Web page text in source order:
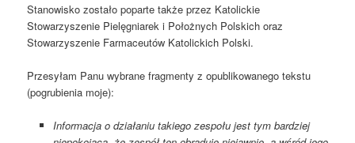
Stanowisko zostało poparte także przez Katolickie
Stowarzyszenie Pielęgniarek i Położnych Polskich oraz
Stowarzyszenie Farmaceutów Katolickich Polski.
Przesyłam Panu wybrane fragmenty z opublikowanego tekstu
(pogrubienia moje):
Informacja o działaniu takiego zespołu jest tym bardziej